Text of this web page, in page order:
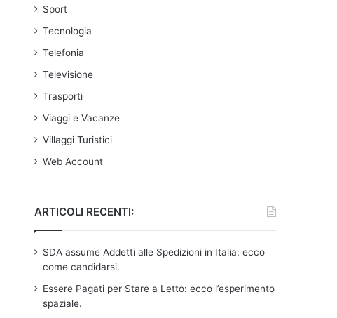
Sport
Tecnologia
Telefonia
Televisione
Trasporti
Viaggi e Vacanze
Villaggi Turistici
Web Account
ARTICOLI RECENTI:
SDA assume Addetti alle Spedizioni in Italia: ecco
come candidarsi.
Essere Pagati per Stare a Letto: ecco l’esperimento
spaziale.